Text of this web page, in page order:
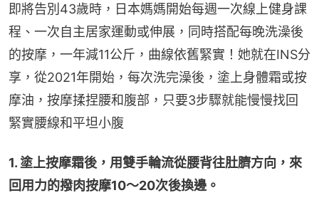
即將告別43歲時，日本媽媽開始每週一次線上健身課
程、一次自主居家運動或伸展，同時搭配每晚洗澡後
的按摩，一年減11公斤，曲線依舊緊實！她就在INS分
享，從2021年開始，每次洗完澡後，塗上身體霜或按
摩油，按摩揉捏腰和腹部，只要3步驟就能慢慢找回
緊實腰線和平坦小腹
1. 塗上按摩霜後，用雙手輪流從腰背往肚臍方向，來
回用力的撥肉按摩10～20次後換邊。